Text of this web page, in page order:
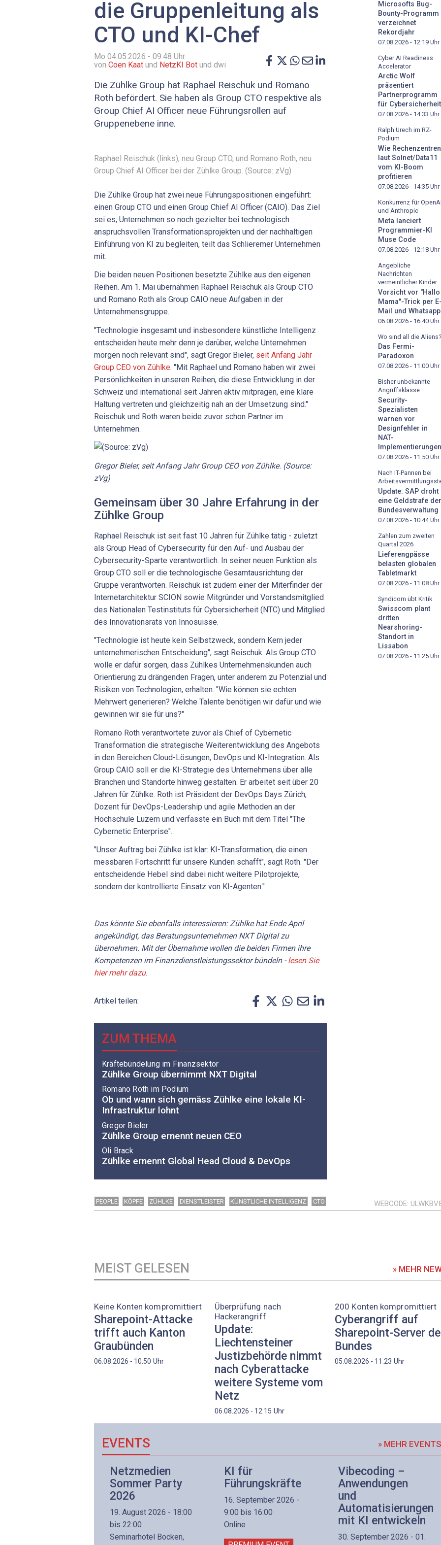
die Gruppenleitung als
CTO und KI-Chef
Mo 04.05.2026 - 09:48 Uhr
von Coen Kaat und NetzKI Bot und dwi
Die Zühlke Group hat Raphael Reischuk und Romano
Roth befördert. Sie haben als Group CTO respektive als
Group Chief AI Officer neue Führungsrollen auf
Gruppenebene inne.
Raphael Reischuk (links), neu Group CTO, und Romano Roth, neu
Group Chief AI Officer bei der Zühlke Group. (Source: zVg)
Die Zühlke Group hat zwei neue Führungspositionen eingeführt:
einen Group CTO und einen Group Chief AI Officer (CAIO). Das Ziel
sei es, Unternehmen so noch gezielter bei technologisch
anspruchsvollen Transformationsprojekten und der nachhaltigen
Einführung von KI zu begleiten, teilt das Schlieremer Unternehmen
mit.
Die beiden neuen Positionen besetzte Zühlke aus den eigenen
Reihen. Am 1. Mai übernahmen Raphael Reischuk als Group CTO
und Romano Roth als Group CAIO neue Aufgaben in der
Unternehmensgruppe.
"Technologie insgesamt und insbesondere künstliche Intelligenz
entscheiden heute mehr denn je darüber, welche Unternehmen
morgen noch relevant sind", sagt Gregor Bieler, seit Anfang Jahr
Group CEO von Zühlke. "Mit Raphael und Romano haben wir zwei
Persönlichkeiten in unseren Reihen, die diese Entwicklung in der
Schweiz und international seit Jahren aktiv mitprägen, eine klare
Haltung vertreten und gleichzeitig nah an der Umsetzung sind."
Reischuk und Roth waren beide zuvor schon Partner im
Unternehmen.
Gregor Bieler, seit Anfang Jahr Group CEO von Zühlke. (Source:
zVg)
Gemeinsam über 30 Jahre Erfahrung in der
Zühlke Group
Raphael Reischuk ist seit fast 10 Jahren für Zühlke tätig - zuletzt
als Group Head of Cybersecurity für den Auf- und Ausbau der
Cybersecurity-Sparte verantwortlich. In seiner neuen Funktion als
Group CTO soll er die technologische Gesamtausrichtung der
Gruppe verantworten. Reischuk ist zudem einer der Miterfinder der
Internetarchitektur SCION sowie Mitgründer und Vorstandsmitglied
des Nationalen Testinstituts für Cybersicherheit (NTC) und Mitglied
des Innovationsrats von Innosuisse.
"Technologie ist heute kein Selbstzweck, sondern Kern jeder
unternehmerischen Entscheidung", sagt Reischuk. Als Group CTO
wolle er dafür sorgen, dass Zühlkes Unternehmenskunden auch
Orientierung zu drängenden Fragen, unter anderem zu Potenzial und
Risiken von Technologien, erhalten. "Wie können sie echten
Mehrwert generieren? Welche Talente benötigen wir dafür und wie
gewinnen wir sie für uns?"
Romano Roth verantwortete zuvor als Chief of Cybernetic
Transformation die strategische Weiterentwicklung des Angebots
in den Bereichen Cloud-Lösungen, DevOps und KI-Integration. Als
Group CAIO soll er die KI-Strategie des Unternehmens über alle
Branchen und Standorte hinweg gestalten. Er arbeitet seit über 20
Jahren für Zühlke. Roth ist Präsident der DevOps Days Zürich,
Dozent für DevOps-Leadership und agile Methoden an der
Hochschule Luzern und verfasste ein Buch mit dem Titel "The
Cybernetic Enterprise".
"Unser Auftrag bei Zühlke ist klar: KI-Transformation, die einen
messbaren Fortschritt für unsere Kunden schafft", sagt Roth. "Der
entscheidende Hebel sind dabei nicht weitere Pilotprojekte,
sondern der kontrollierte Einsatz von KI-Agenten."
Das könnte Sie ebenfalls interessieren: Zühlke hat Ende April
angekündigt, das Beratungsunternehmen NXT Digital zu
übernehmen. Mit der Übernahme wollen die beiden Firmen ihre
Kompetenzen im Finanzdienstleistungssektor bündeln -lesen Sie
hier mehr dazu.
Artikel teilen:
ZUM THEMA
Kräftebündelung im Finanzsektor
Zühlke Group übernimmt NXT Digital
Romano Roth im Podium
Ob und wann sich gemäss Zühlke eine lokale KI-
Infrastruktur lohnt
Gregor Bieler
Zühlke Group ernennt neuen CEO
Oli Brack
Zühlke ernennt Global Head Cloud & DevOps
Microsofts Bug-
Bounty-Programm
verzeichnet
Rekordjahr
07.08.2026 - 12:19 Uhr
Cyber AI Readiness
Accelerator
Arctic Wolf
präsentiert
Partnerprogramm
für Cybersicherheit
07.08.2026 - 14:33 Uhr
Ralph Urech im RZ-
Podium
Wie Rechenzentren
laut Solnet/Data11
vom KI-Boom
profitieren
07.08.2026 - 14:35 Uhr
Konkurrenz für OpenAI
und Anthropic
Meta lanciert
Programmier-KI
Muse Code
07.08.2026 - 12:18 Uhr
Angebliche
Nachrichten
vermeintlicher Kinder
Vorsicht vor "Hallo
Mama"-Trick per E-
Mail und Whatsapp
06.08.2026 - 16:40 Uhr
Wo sind all die Aliens?
Das Fermi-
Paradoxon
07.08.2026 - 11:00 Uhr
Bisher unbekannte
Angriffsklasse
Security-
Spezialisten
warnen vor
Designfehler in
NAT-
Implementierungen
07.08.2026 - 11:50 Uhr
Nach IT-Pannen bei
Update: SAP droht
eine Geldstrafe der
Bundesverwaltung
07.08.2026 - 10:44Uhr
Zahlen zum zweiten
Quartal 2026
Lieferengpässe
belasten globalen
Tabletmarkt
07.08.2026 - 11:08 Uhr
Syndicom übt Kritik
Swisscom plant
dritten
Nearshoring-
Standort in
Lissabon
07.08.2026 - 11:25 Uhr
PEOPLE KÖPFE ZÜHLKE DIENSTLEISTER KÜNSTLICHE INTELLIGENZ CTO WEBCODE
MEIST GELESEN » MEHR
Keine Konten kompromittiert
Sharepoint-Attacke
trifft auch Kanton
Graubünden
06.08.2026 - 10:50 Uhr
Überprüfung nach
Hackerangriff
Update:
Liechtensteiner
Justizbehörde nimmt
nach Cyberattacke
weitere Systeme vom
Netz
06.08.2026 - 12:15 Uhr
200 Konten kompromittiert
Cyberangriff auf
Sharepoint-Server
Bundes
05.08.2026 - 11:23 Uhr
EVENTS » MEHR EVENTS
Netzmedien
Sommer Party
2026
19. August 2026 - 18:00
bis 22:00
Seminarhotel Bocken,
KI für
Führungskräfte
16. September 2026 -
9:00 bis 16:00
Online
Vibecoding –
Anwendungen
und
Automatisierungen
mit KI entwickeln
30. September 2026 - 01.